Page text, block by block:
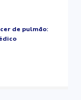
de pulmão: